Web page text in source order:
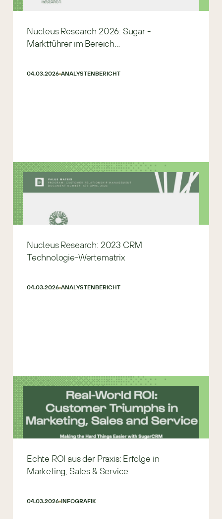
Nucleus Research 2026: Sugar -
Marktführer im Bereich
04.03.2026 ANALYSTENBERICHT
Nucleus Research: 2023 CRM
Technologie-Wertematrix
04.03.2026 ANALYSTENBERICHT
Echte ROI aus der Praxis: Erfolge in
Marketing, Sales & Service
04.03.2026 INFOGRAFIK